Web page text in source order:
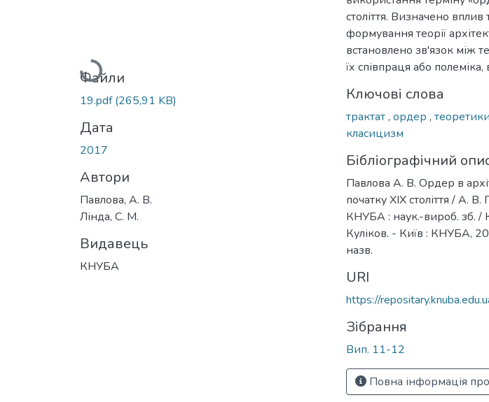
Вантажиться...
Файли
19.pdf(265,91 KB)
Дата
2017
Автори
Павлова, А. В.
Лінда, С. М.
Видавець
КНУБА
століття. Визначено
формування теорії
встановлено зв'язок між
їх співпраця або
Ключові слова
трактат, ордер ,
класицизм
Бібліографічний
Павлова А. В. Ордер в
початку ХІХ століття / А.
КНУБА : наук.-вироб. зб. /
Куліков. - Київ : КНУБА,
назв.
URI
https://
Зібрання
Вип. 11-12
Повна інформація